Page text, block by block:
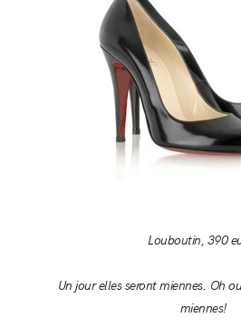
Louboutin, 390
Un jour elles seront miennes. Oh
miennes!